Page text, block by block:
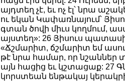
այդտեղ չէ, եւ ոչ էլ՝ նրա
ու եկան Կափառնայում՝
գտան ծովի միւս կողմում,
այստեղ»: 26 Յիսուս
«Ճշմարիտ, ճշմարիտ եմ
թէ նրա համար, որ նշաններ
այն հացից եւ կշտացաք: 27
կորստեան ենթակայ